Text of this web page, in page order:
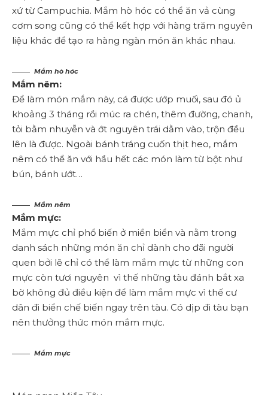
xứ từ Campuchia. Mắm hò hóc có thể ăn vả cùng
cơm song cũng có thể kết hợp với hàng trăm nguyên
liệu khác để tạo ra hàng ngàn món ăn khác nhau.
Mắm hò hóc
Mắm nêm:
Để làm món mắm này, cá được ướp muối, sau đó ủ
khoảng 3 tháng rồi múc ra chén, thêm đường, chanh,
tỏi bằm nhuyễn và ớt nguyên trái dằm vào, trộn đều
lên là được. Ngoài bánh tráng cuốn thịt heo, mắm
nêm có thể ăn với hầu hết các món làm từ bột như
bún, bánh ướt…
Mắm nêm
Mắm mực:
Mắm mực chỉ phổ biến ở miền biển và nằm trong
danh sách những món ăn chỉ dành cho đãi người
quen bởi lẽ chỉ có thể làm mắm mực từ những con
mực còn tươi nguyên vì thế những tàu đánh bắt xa
bờ không đủ điều kiện để làm mắm mực vì thế cư
dân đi biển chế biến ngay trên tàu. Có dịp đi tàu bạn
nên thưởng thức món mắm mực.
Mắm mực